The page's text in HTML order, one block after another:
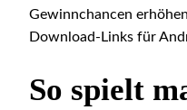
Gewinnchancen
Download-Links für
So spielt